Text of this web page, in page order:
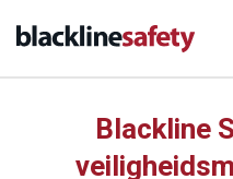
Blackline